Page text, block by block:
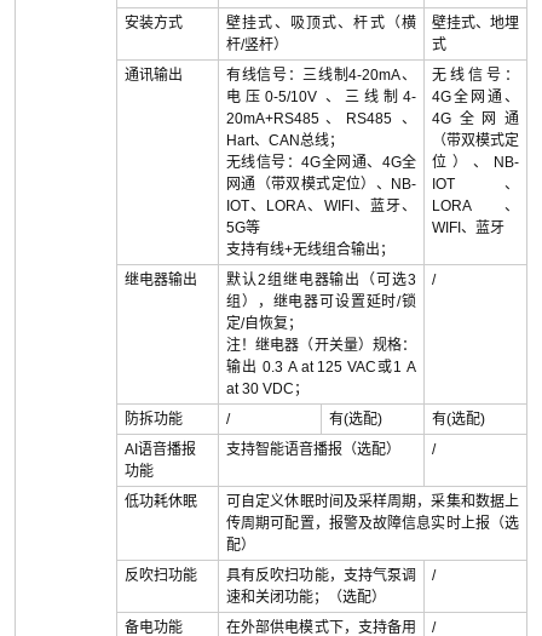
安装方式
壁挂式、吸顶式、杆式（横
杆/竖杆）
壁挂式、地埋
式
通讯输出
有线信号：三线制4-20mA、
电压0-5/10V 、三线制4-
20mA+RS485、RS485 、
Hart、CAN总线；
无线信号：4G全网通、4G全
网通（带双模式定位）、NB-
IOT、LORA、WIFI、蓝牙、
5G等
支持有线+无线组合输出；
无线信号：
4G全网通、
4G全网通
（带双模式定
位）、NB-
IOT、
LORA、
WIFI、蓝牙
继电器输出
默认2组继电器输出（可选3
组），继电器可设置延时/锁
定/自恢复；
注！继电器（开关量）规格：
输出 0.3 A at 125 VAC或1 A
at 30 VDC；
/
防拆功能 / 有(选配)
有(选配)
AI语音播报
功能
支持智能语音播报（选配） /
低功耗休眠
可自定义休眠时间及采样周期，采集和数据上
传周期可配置，报警及故障信息实时上报（选
配）
反吹扫功能
具有反吹扫功能，支持气泵调
速和关闭功能；（选配）
/
备电功能
在外部供电模式下，支持备用
/